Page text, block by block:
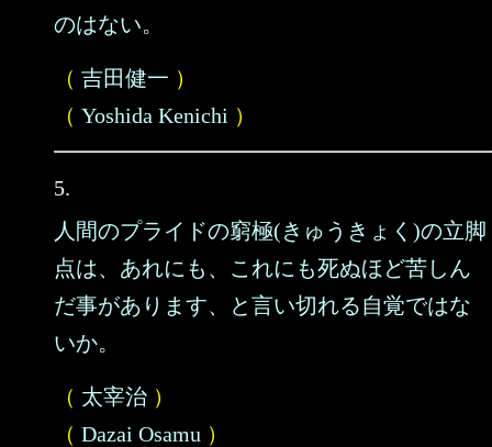
のはない。
（ 吉田健一 ）
（ Yoshida Kenichi ）
5.
人間のプライドの窮極(きゅうきょく)の立脚
点は、あれにも、これにも死ぬほど苦しん
だ事があります、と言い切れる自覚ではな
いか。
（ 太宰治 ）
（ Dazai Osamu ）